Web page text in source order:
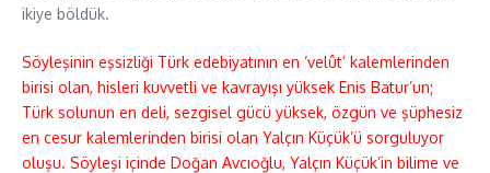
ikiye böldük.
Söyleşinin eşsizliği Türk edebiyatının en ‘velût’ kalemlerinden
birisi olan, hisleri kuvvetli ve kavrayışı yüksek Enis Batur’un;
Türk solunun en deli, sezgisel gücü yüksek, özgün ve şüphesiz
en cesur kalemlerinden birisi olan Yalçın Küçük’ü sorguluyor
oluşu. Söyleşi içinde Doğan Avcıoğlu, Yalçın Küçük’in bilime ve